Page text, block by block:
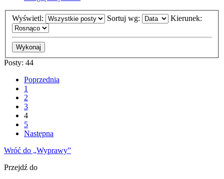
Wyświetl: Sortuj wg: Kierunek:
Posty: 44
Poprzednia
1
2
3
4
5
Następna
Wróć do „Wyprawy”
Przejdź do